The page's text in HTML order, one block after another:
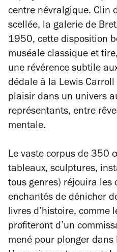
centre névralgique. Clin
scellée, la galerie de
1950, cette disposition
muséale classique et
une révérence subtile
dédale à la Lewis Carroll
plaisir dans un univers
représentants, entre
mentale.
Le vaste corpus de 350
tableaux, sculptures,
tous genres) réjouira les
enchantés de dénicher
livres d’histoire, comme
profiteront d’un
mené pour plonger dans